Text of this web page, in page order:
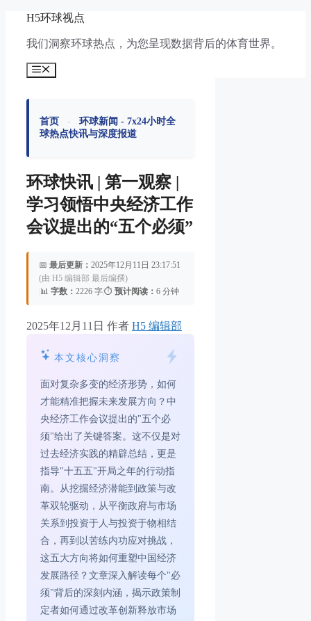
H5环球视点
我们洞察环球热点，为您呈现数据背后的体育世界。
菜
首页 -
环球新闻 - 7x24小时全
球热点快讯与深度报道
环球快讯 | 第一观察 |
学习领悟中央经济工作
会议提出的“五个必须”
📅 最后更新： 2025年12月11日 23:17:51
(由 H5 编辑部 最后编撰)
📊 字数： 2226 字⏱️ 预计阅读： 6 分钟
2025年12月11日 作者 H5 编辑部
本文核心洞察
面对复杂多变的经济形势，如何
才能精准把握未来发展方向？中
央经济工作会议提出的"五个必
须"给出了关键答案。这不仅是对
过去经济实践的精辟总结，更是
指导"十五五"开局之年的行动指
南。从挖掘经济潜能到政策与改
革双轮驱动，从平衡政府与市场
关系到投资于人与投资于物相结
合，再到以苦练内功应对挑战，
这五大方向将如何重塑中国经济
发展路径？文章深入解读每个"必
须"背后的深刻内涵，揭示政策制
定者如何通过改革创新释放市场